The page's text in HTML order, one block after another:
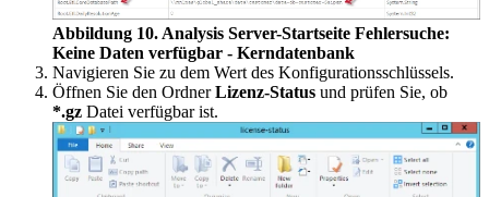
Abbildung 10. Analysis Server-Startseite Fehlersuche:
Keine Daten verfügbar - Kerndatenbank
Navigieren Sie zu dem Wert des Konfigurationsschlüssels.
Öffnen Sie den OrdnerLizenz-Status und prüfen Sie, ob
*.gz Datei verfügbar ist.